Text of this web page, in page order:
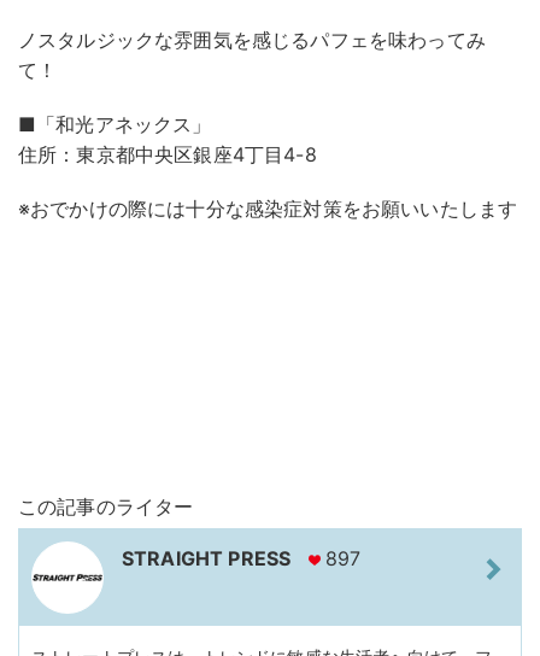
ノスタルジックな雰囲気を感じるパフェを味わってみ
て！
■「和光アネックス」
住所：東京都中央区銀座4丁目4-8
※おでかけの際には十分な感染症対策をお願いいたします
この記事のライター
STRAIGHT PRESS 897